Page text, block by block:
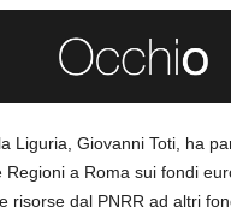
Liguria, Giovanni Toti, ha
Regioni a Roma sui fondi
risorse dal PNRR ad altri